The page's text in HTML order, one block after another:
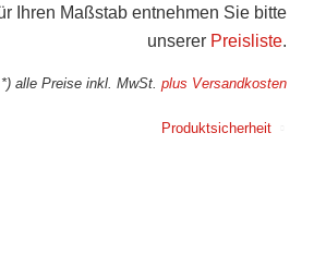
Ihren Maßstab entnehmen Sie bitte
unserer Preisliste.
*) alle Preise inkl. MwSt.plus Versandkosten
Produktsicherheit